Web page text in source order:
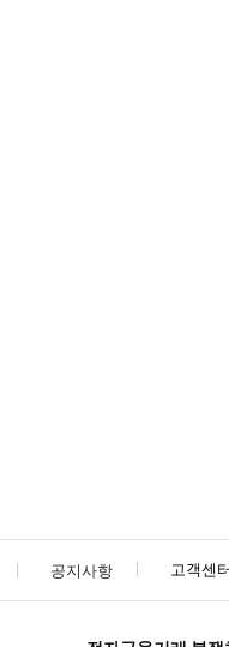
라이 검술, 성 & 일루미
공지사항 고객센터